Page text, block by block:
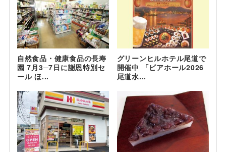
自然食品・健康食品の長寿
園 7月3─7日に謝恩特別セ
ール ほ...
グリーンヒルホテル尾道で
開催中 「ビアホール2026
尾道水...